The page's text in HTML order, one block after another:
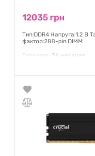
12035 грн
Тип:DDR4 Напруга:1.2 В
фактор:288-pin DIMM
Гарантия: 36 месяцев